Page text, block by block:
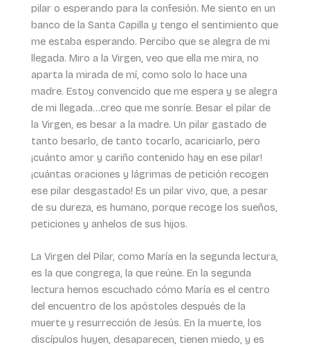
pilar o esperando para la confesión. Me siento en un
banco de la Santa Capilla y tengo el sentimiento que
me estaba esperando. Percibo que se alegra de mi
llegada. Miro a la Virgen, veo que ella me mira, no
aparta la mirada de mí, como solo lo hace una
madre. Estoy convencido que me espera y se alegra
de mi llegada…creo que me sonríe. Besar el pilar de
la Virgen, es besar a la madre. Un pilar gastado de
tanto besarlo, de tanto tocarlo, acariciarlo, pero
¡cuánto amor y cariño contenido hay en ese pilar!
¡cuántas oraciones y lágrimas de petición recogen
ese pilar desgastado! Es un pilar vivo, que, a pesar
de su dureza, es humano, porque recoge los sueños,
peticiones y anhelos de sus hijos.
La Virgen del Pilar, como María en la segunda lectura,
es la que congrega, la que reúne. En la segunda
lectura hemos escuchado cómo María es el centro
del encuentro de los apóstoles después de la
muerte y resurrección de Jesús. En la muerte, los
discípulos huyen, desaparecen, tienen miedo, y es